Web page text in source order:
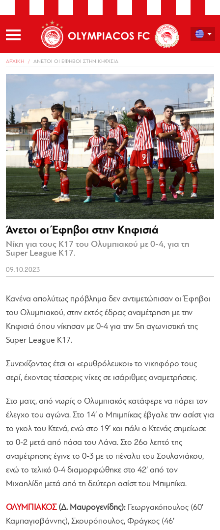
ΑΡΧΙΚΗ ΑΝΕΤΟΙ ΟΙ ΕΦΗΒΟΙ ΣΤΗΝ ΚΗΦΙΣΙΑ
Άνετοι οι Έφηβοι στην Κηφισιά
Νίκη για τους Κ17 του Ολυμπιακού με 0-4, για τη
Super League Κ17.
09.10.2023
Κανένα απολύτως πρόβλημα δεν αντιμετώπισαν οι Έφηβοι
του Ολυμπιακού, στην εκτός έδρας αναμέτρηση με την
Κηφισιά όπου νίκησαν με 0-4 για την 5η αγωνιστική της
Super League Κ17.
Συνεχίζοντας έτσι οι «ερυθρόλευκοι» το νικηφόρο τους
σερί, έχοντας τέσσερις νίκες σε ισάριθμες αναμετρήσεις.
Στο ματς, από νωρίς ο Ολυμπιακός κατάφερε να πάρει τον
έλεγχο του αγώνα. Στο 14′ ο Μπιμπίκας έβγαλε την ασίστ για
το γκολ του Κτενά, ενώ στο 19′ και πάλι ο Κτενάς σημείωσε
το 0-2 μετά από πάσα του Λάνα. Στο 26ο λεπτό της
αναμέτρησης έγινε το 0-3 με το πέναλτι του Σουλανιάκου,
ενώ το τελικό 0-4 διαμορφώθηκε στο 42′ από τον
Μιχαηλίδη μετά από τη δεύτερη ασίστ του Μπιμπίκα.
ΟΛΥΜΠΙΑΚΟΣ(Δ. Μαυρογενίδης): Γεωργακόπουλος (60′
Καμπαγιοβάννης), Σκουρόπουλος, Φράγκος (46′